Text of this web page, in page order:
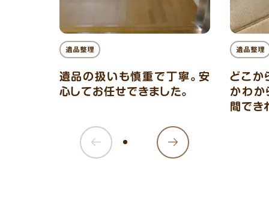
遺品整理
遺品の扱いも慎重で丁寧。安
心してお任せできました。
遺品整理
どこか
かわか
間でき